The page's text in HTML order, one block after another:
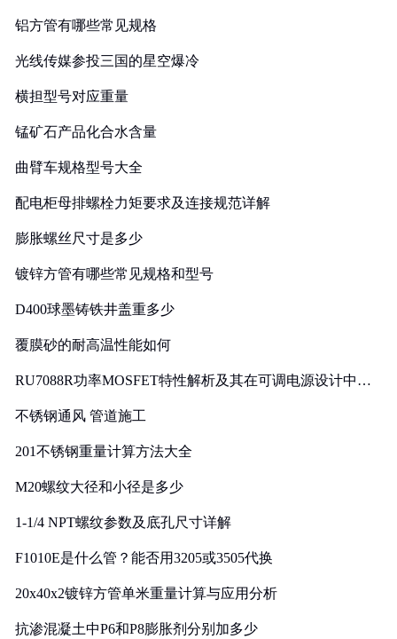
铝方管有哪些常见规格
光线传媒参投三国的星空爆冷
横担型号对应重量
锰矿石产品化合水含量
曲臂车规格型号大全
配电柜母排螺栓力矩要求及连接规范详解
膨胀螺丝尺寸是多少
镀锌方管有哪些常见规格和型号
D400球墨铸铁井盖重多少
覆膜砂的耐高温性能如何
RU7088R功率MOSFET特性解析及其在可调电源设计中的
不锈钢通风 管道施工
201不锈钢重量计算方法大全
M20螺纹大径和小径是多少
1-1/4 NPT螺纹参数及底孔尺寸详解
F1010E是什么管？能否用3205或3505代换
20x40x2镀锌方管单米重量计算与应用分析
抗渗混凝土中P6和P8膨胀剂分别加多少